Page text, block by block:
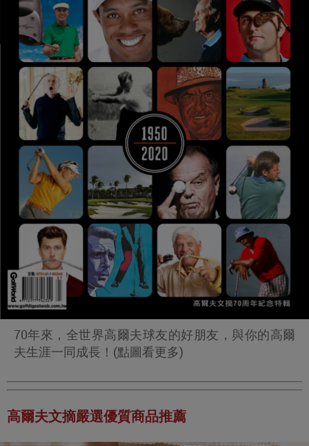
70年來，全世界高爾夫球友的好朋友，與你的高爾
夫生涯一同成長！(點圖看更多)
高爾夫文摘嚴選優質商品推薦